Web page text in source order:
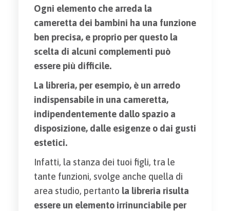
Ogni elemento che arreda la
cameretta dei bambini ha una funzione
ben precisa, e proprio per questo la
scelta di alcuni complementi può
essere più difficile.
La libreria, per esempio, è un arredo
indispensabile in una cameretta,
indipendentemente dallo spazio a
disposizione, dalle esigenze o dai gusti
estetici.
Infatti, la stanza dei tuoi figli, tra le
tante funzioni, svolge anche quella di
area studio, pertanto la libreria risulta
essere un elemento irrinunciabile per